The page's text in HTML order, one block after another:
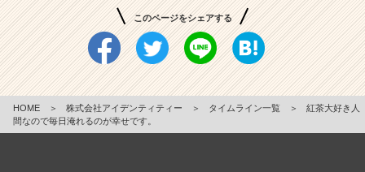
このページをシェアする
HOME ＞ 株式会社アイデンティティー ＞ タイムライン一覧 ＞
紅茶大好き人
間なので毎日淹れるのが幸せです。